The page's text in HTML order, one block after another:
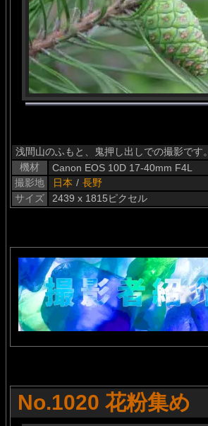
浅間山のふもと、鬼押し出しでの撮影です。
機材
Canon EOS 10D 17-40mm F4L
撮影地
日本 / 長野
サイズ
2439 x 1815ピクセル
No.1020 花粉集め